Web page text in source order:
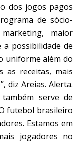
dos jogos pagos
de sócio-
maior
possibilidade de
uniforme além do
as receitas, mais
diz Areias. Alerta.
serve de
futebol brasileiro
Estamos em
jogadores no